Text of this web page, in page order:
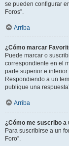
se pueden configurar
Foros”.
Arriba
¿Cómo marcar
Puede marcar o
correspondiente en el
parte superior e
Respondiendo a un
publique una
Arriba
¿Cómo me suscribo a
Para suscribirse a un
Foro”.